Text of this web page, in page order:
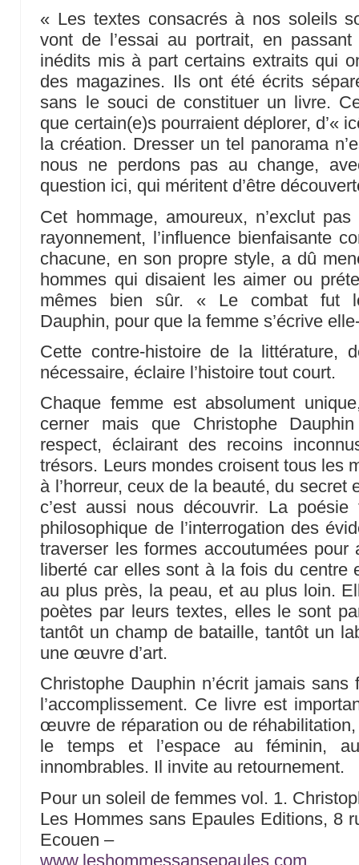
« Les textes consacrés à nos soleils
vont de l’essai au portrait, en
inédits mis à part certains extraits qui
des magazines. Ils ont été écrits
sans le souci de constituer un livre.
que certain(e)s pourraient déplorer, d’«
la création. Dresser un tel panorama
nous ne perdons pas au change,
question ici, qui méritent d’être
Cet hommage, amoureux, n’exclut
rayonnement, l’influence bienfaisante
chacune, en son propre style, a dû
hommes qui disaient les aimer ou
mêmes bien sûr. « Le combat fut
Dauphin, pour que la femme s’écrive
Cette contre-histoire de la littérature,
nécessaire, éclaire l’histoire tout court.
Chaque femme est absolument
cerner mais que Christophe
respect, éclairant des recoins
trésors. Leurs mondes croisent tous les
à l’horreur, ceux de la beauté, du secret
c’est aussi nous découvrir. La
philosophique de l’interrogation des
traverser les formes accoutumées
liberté car elles sont à la fois du centre
au plus près, la peau, et au plus loin.
poètes par leurs textes, elles le sont
tantôt un champ de bataille, tantôt un
une œuvre d’art.
Christophe Dauphin n’écrit jamais sans
l’accomplissement. Ce livre est
œuvre de réparation ou de
le temps et l’espace au féminin,
innombrables. Il invite au retournement.
Pour un soleil de femmes vol. 1.
Les Hommes sans Epaules Editions, 8
Ecouen –
www.leshommessansepaules.com